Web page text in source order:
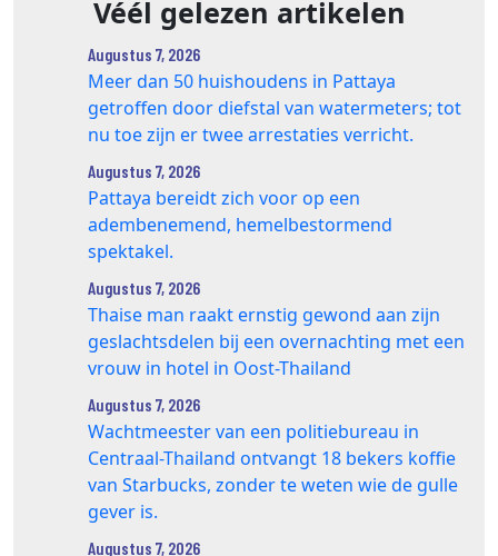
Véél gelezen artikelen
Augustus 7, 2026
Meer dan 50 huishoudens in Pattaya
getroffen door diefstal van watermeters; tot
nu toe zijn er twee arrestaties verricht.
Augustus 7, 2026
Pattaya bereidt zich voor op een
adembenemend, hemelbestormend
spektakel.
Augustus 7, 2026
Thaise man raakt ernstig gewond aan zijn
geslachtsdelen bij een overnachting met een
vrouw in hotel in Oost-Thailand
Augustus 7, 2026
Wachtmeester van een politiebureau in
Centraal-Thailand ontvangt 18 bekers koffie
van Starbucks, zonder te weten wie de gulle
gever is.
Augustus 7, 2026